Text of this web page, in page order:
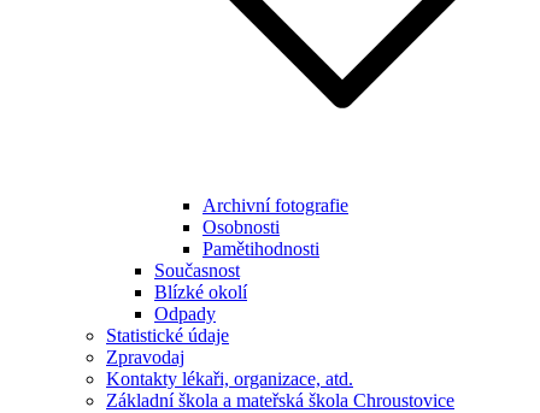
Archivní fotografie
Osobnosti
Pamětihodnosti
Současnost
Blízké okolí
Odpady
Statistické údaje
Zpravodaj
Kontakty lékaři, organizace, atd.
Základní škola a mateřská škola Chroustovice